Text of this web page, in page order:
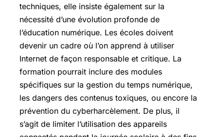
techniques, elle insiste également sur la
nécessité d’une évolution profonde de
l’éducation numérique. Les écoles doivent
devenir un cadre où l’on apprend à utiliser
Internet de façon responsable et critique. La
formation pourrait inclure des modules
spécifiques sur la gestion du temps numérique,
les dangers des contenus toxiques, ou encore la
prévention du cyberharcèlement. De plus, il
s’agit de limiter l’utilisation des appareils